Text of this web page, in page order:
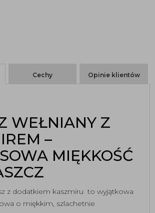
Cechy Opinie klientów
WEŁNIANY Z
–
MIĘKKOŚĆ
z dodatkiem kaszmiru to wyjątkowa
o miękkim, szlachetnie